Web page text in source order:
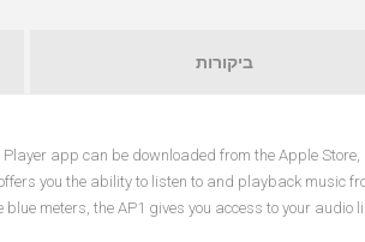
ביקורות
Player app can be downloaded from the Apple
you the ability to listen to and playback music
meters, the AP1 gives you access to your